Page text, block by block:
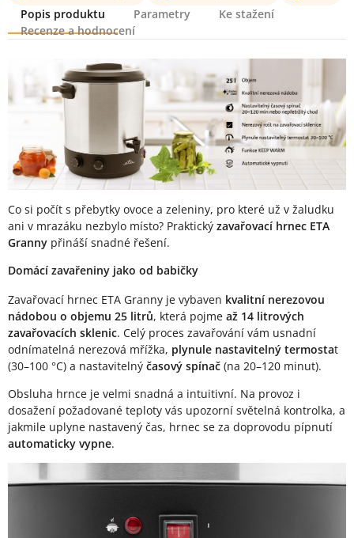
Popis produktu
Parametry
Ke stažení
Recenze a hodnocení
Popis produktu
Co si počít s přebytky ovoce a zeleniny, pro které už v žaludku
ani v mrazáku nezbylo místo? Praktický zavařovací hrnec ETA
Granny přináší snadné řešení.
Domácí zavařeniny jako od babičky
Zavařovací hrnec ETA Granny je vybaven kvalitní nerezovou
nádobou o objemu 25 litrů, která pojme až 14 litrových
zavařovacích sklenic. Celý proces zavařování vám usnadní
odnímatelná nerezová mřížka, plynule nastavitelný termostat
(30–100 °C) a nastavitelný časový spínač (na 20–120 minut).
Obsluha hrnce je velmi snadná a intuitivní. Na provoz i
dosažení požadované teploty vás upozorní světelná kontrolka, a
jakmile uplyne nastavený čas, hrnec se za doprovodu pípnutí
automaticky vypne.